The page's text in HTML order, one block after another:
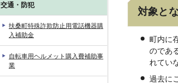
対象と
町内に
のであ
れてい
過去に
交通・防犯
扶桑町特殊詐欺防止用電話機器購
入補助金
自転車用ヘルメット購入費補助事
業